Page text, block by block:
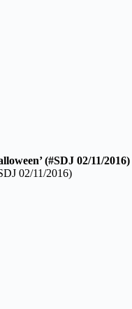
(#SDJ 02/11/2016)
02/11/2016)